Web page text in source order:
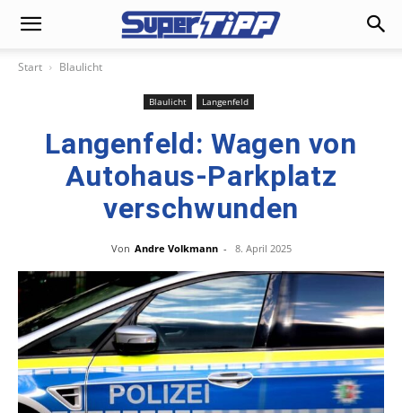
Start Blaulicht
Blaulicht Langenfeld
Langenfeld: Wagen von
Autohaus-Parkplatz
verschwunden
Von Andre Volkmann - 8. April 2025